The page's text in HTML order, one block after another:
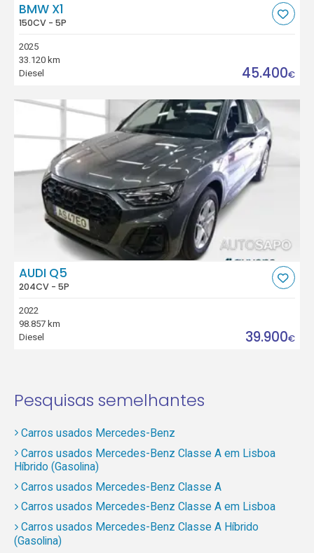
BMW X1
150CV - 5P
2025
33.120 km
Diesel
45.400€
AUDI Q5
204CV - 5P
2022
98.857 km
Diesel
39.900€
Pesquisas semelhantes
Carros usados Mercedes-Benz
Carros usados Mercedes-Benz Classe A em Lisboa
Híbrido (Gasolina)
Carros usados Mercedes-Benz Classe A
Carros usados Mercedes-Benz Classe A em Lisboa
Carros usados Mercedes-Benz Classe A Híbrido
(Gasolina)